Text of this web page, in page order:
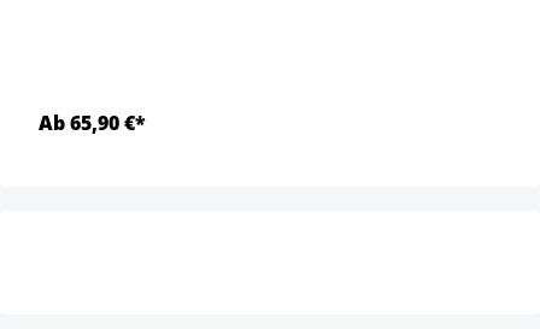
Ab 65,90 €*